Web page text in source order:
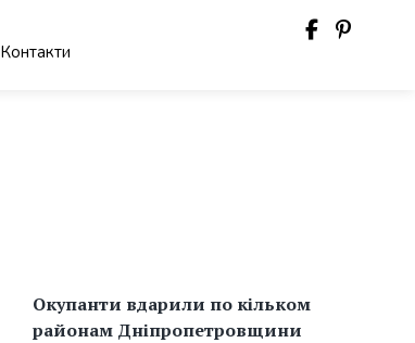
Контакти
Окупанти вдарили по кільком
районам Дніпропетровщини